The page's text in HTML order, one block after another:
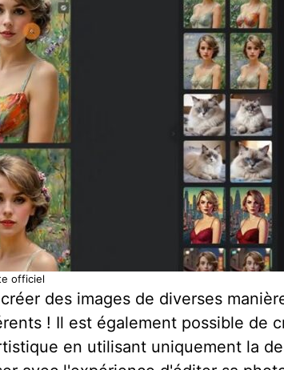
officiel
des images de diverses
! Il est également possible de
en utilisant uniquement la